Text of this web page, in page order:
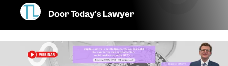
DoorToday's Lawyer